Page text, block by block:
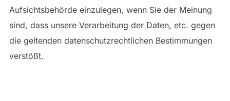
Aufsichtsbehörde einzulegen, wenn Sie der Meinung
sind, dass unsere Verarbeitung der Daten, etc. gegen
die geltenden datenschutzrechtlichen Bestimmungen
verstößt.